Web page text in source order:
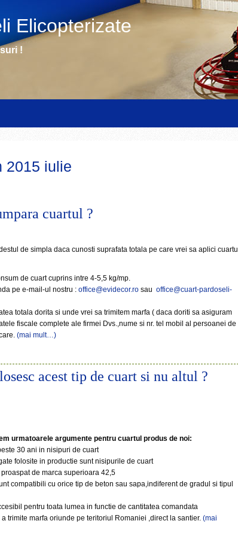
Elicopterizate
!
2015 iulie
cuartul ?
de simpla daca cunosti suprafata totala pe care vrei sa aplici cuartul
de cuart cuprins intre 4-5,5 kg/mp.
pe e-mail-ul nostru : office@evidecor.ro sau office@cuart-pardoseli-
totala dorita si unde vrei sa trimitem marfa ( daca doriti sa asiguram
fiscale complete ale firmei Dvs.,nume si nr. tel mobil al persoanei de
(mai mult…)
acest tip de cuart si nu altul ?
urmatoarele argumente pentru cuartul produs de noi:
30 ani in nisipuri de cuart
folosite in productie sunt nisipurile de cuart
de marca superioara 42,5
compatibili cu orice tip de beton sau sapa,indiferent de gradul si tipul
pentru toata lumea in functie de cantitatea comandata
trimite marfa oriunde pe teritoriul Romaniei ,direct la santier. (mai